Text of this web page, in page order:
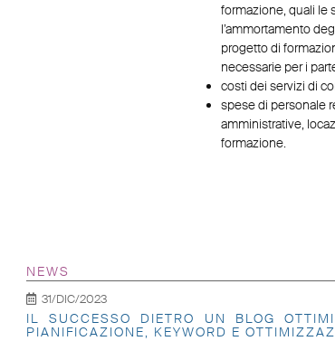
formazione, quali le
l’ammortamento
progetto di
necessarie per i
costi dei servizi di
spese di personale
amministrative,
formazione.
NEWS
31/DIC/2023
IL SUCCESSO DIETRO UN BLOG
PIANIFICAZIONE, KEYWORD E